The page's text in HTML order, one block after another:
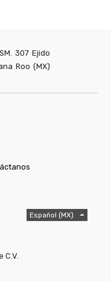
307 Ejido
Roo (MX)
Español (MX)
C.V.